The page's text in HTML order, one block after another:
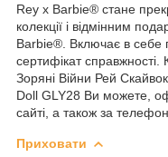
Rey x Barbie® стане
колекції і відмінним
Barbie®. Включає в себе
сертифікат справжності.
Зоряні Війни Рей
Doll GLY28 Ви можете,
сайті, а також за
Приховати